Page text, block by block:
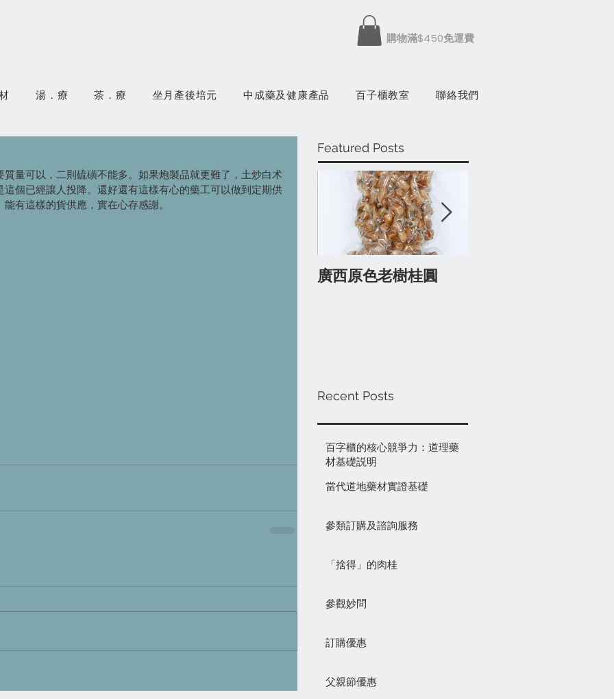
​購物滿$450免運費
湯．療 茶．療 坐月產後培元 中成藥及健康產品 百子櫃教室 聯絡我們
量可以，二則硫磺不能多。如果炮製品就更難了，土炒白术
個已經讓人投降。還好還有這樣有心的藥工可以做到定期供
有這樣的貨供應，實在心存感謝。
Featured Posts
廣西原色老樹桂圓
Recent Posts
百字櫃的核心競爭力：道理藥
材基礎説明
當代道地藥材實證基礎
參類訂購及諮詢服務
「捨得」的肉桂
參觀妙問
訂購優惠
父親節優惠